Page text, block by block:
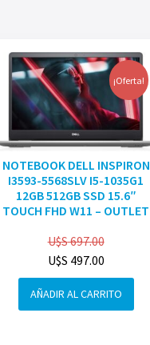
¡Oferta!
NOTEBOOK DELL INSPIRON
I3593-5568SLV I5-1035G1
12GB 512GB SSD 15.6″
TOUCH FHD W11 – OUTLET
U$S697.00
U$S 497.00
AÑADIR AL CARRITO